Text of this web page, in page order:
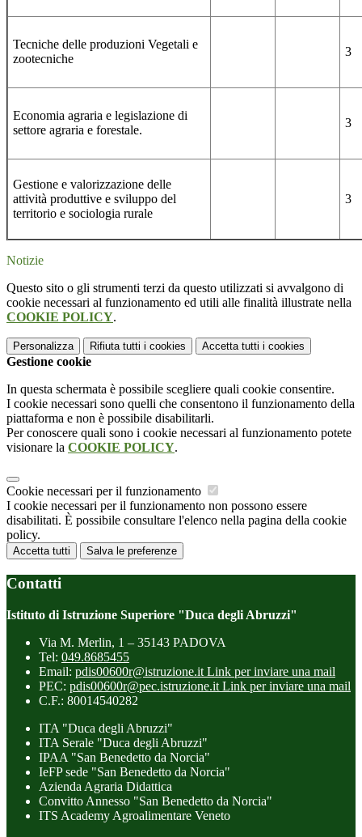
Tecniche delle produzioni Vegetali e
zootecniche
3
Economia agraria e legislazione di
settore agraria e forestale.
3
Gestione e valorizzazione delle
attività produttive e sviluppo del
territorio e sociologia rurale
3
Notizie
Questo sito o gli strumenti terzi da questo utilizzati si avvalgono di
cookie necessari al funzionamento ed utili alle finalità illustrate nella
COOKIE POLICY.
Personalizza Rifiuta tutti i cookies Accetta tutti i cookies
Gestione cookie
In questa schermata è possibile scegliere quali cookie consentire.
I cookie necessari sono quelli che consentono il funzionamento della
piattaforma e non è possibile disabilitarli.
Per conoscere quali sono i cookie necessari al funzionamento potete
visionare la COOKIE POLICY.
Cookie necessari per il funzionamento
I cookie necessari per il funzionamento non possono essere
disabilitati. È possibile consultare l'elenco nella pagina della cookie
policy.
Accetta tutti Salva le preferenze
Contatti
Istituto di Istruzione Superiore "Duca degli Abruzzi"
Via M. Merlin, 1 – 35143 PADOVA
Tel: 049.8685455
Email: pdis00600r@istruzione.it Link per inviare una mail
PEC: pdis00600r@pec.istruzione.it Link per inviare una mail
C.F.: 80014540282
ITA "Duca degli Abruzzi"
ITA Serale "Duca degli Abruzzi"
IPAA "San Benedetto da Norcia"
IeFP sede "San Benedetto da Norcia"
Azienda Agraria Didattica
Convitto Annesso "San Benedetto da Norcia"
ITS Academy Agroalimentare Veneto